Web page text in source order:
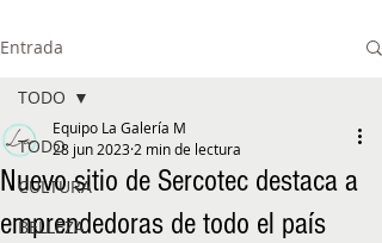
Entrada
TODO
CULTURA
BELLEZA
TODO
Nuevo sitio de Sercotec destaca a
emprendedoras de todo el país
Equipo La Galería M
28 jun 2023 2 min de lectura